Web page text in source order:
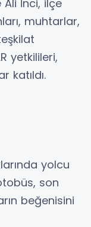
Ali İnci, ilçe
muhtarlar,
yetkilileri,
katıldı.
yolcu
son
beğenisini